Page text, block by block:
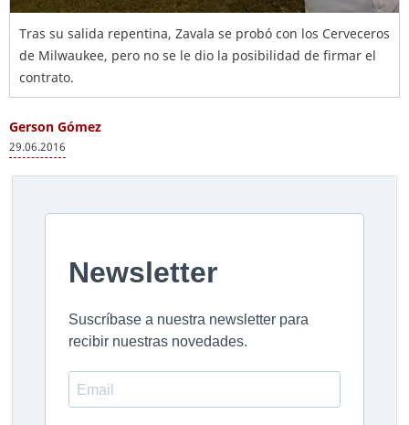
Tras su salida repentina, Zavala se probó con los Cerveceros
de Milwaukee, pero no se le dio la posibilidad de firmar el
contrato.
Gerson Gómez
29.06.2016